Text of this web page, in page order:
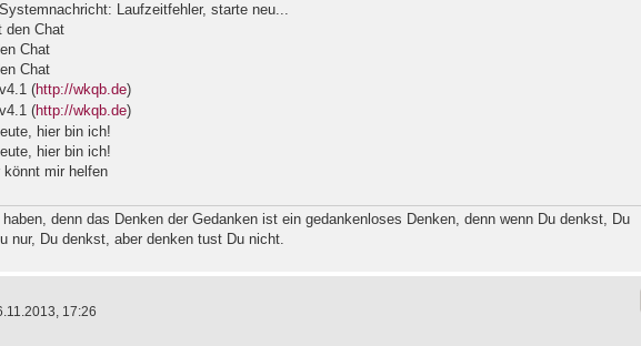
Laufzeitfehler, starte neu...
den Chat
Chat
Chat
(http://wkqb.de)
(http://wkqb.de)
hier bin ich!
hier bin ich!
mir helfen
denn das Denken der Gedanken ist ein gedankenloses Denken, denn wenn Du denkst, Du
nur, Du denkst, aber denken tust Du nicht.
17:26